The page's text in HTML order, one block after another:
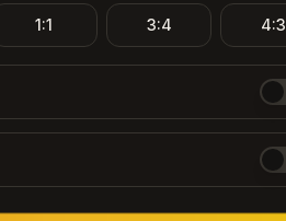
1:1 3:4 4:3